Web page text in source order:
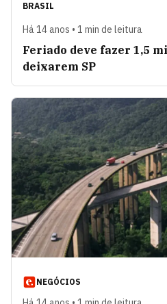
BRASIL
Há 14 anos • 1 min de leitura
Feriado deve fazer 1,5
deixarem SP
NEGÓCIOS